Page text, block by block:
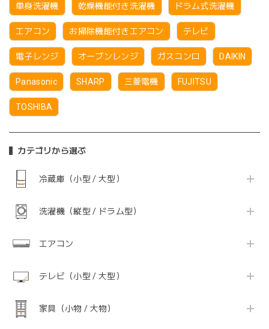
単身洗濯機 乾燥機能付き洗濯機 ドラム式洗濯機
エアコン お掃除機能付きエアコン テレビ
電子レンジ オーブンレンジ ガスコンロ DAIKIN
Panasonic SHARP 三菱電機 FUJITSU
TOSHIBA
カテゴリから選ぶ
冷蔵庫（小型 / 大型）
洗濯機（縦型 / ドラム型）
エアコン
テレビ（小型 / 大型）
家具（小物 / 大物）